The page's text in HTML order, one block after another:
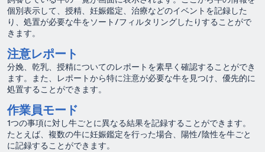
個別表示して、授精、妊娠鑑定、治療などのイベントを記録した
り、処置が必要な牛をソート/フィルタリングしたりすることがで
きます。
注意レポート
分娩、乾乳、授精についてのレポートを素早く確認することができ
ます。また、レポートから特に注意が必要な牛を見つけ、優先的に
処置することができます。
作業員モード
1つの事項に対し牛ごとに異なる結果を記録することができます。
たとえば、複数の牛に妊娠鑑定を行った場合、陽性/陰性を牛ごと
に記録することができます。